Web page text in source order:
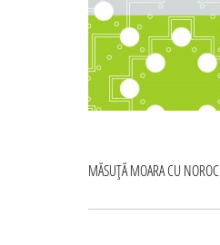
Navigare
în
MĂSUȚĂ MOARA CU NOROC